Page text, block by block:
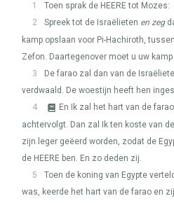
1 Toen sprak de HEEREtot Mozes:
2
Spreek tot de Israëlieten en zeg
kamp opslaan voor Pi-Hachiroth,
Zefon. Daartegenover moet u uw
3
De farao zal dan van de
verdwaald. De woestijn heeft hen
4
En Ik zal het hart van de
achtervolgt. Dan zal Ik ten koste van
zijn leger geëerd worden, zodat de
de HEERE ben. En zo deden zij.
5
Toen de koning van Egypte
was, keerde het hart van de farao en